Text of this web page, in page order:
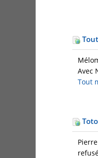
Avec
Tout